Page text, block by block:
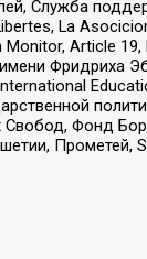
Служба
La
Article
Фридриха
Свобод, Фонд
Прометей,